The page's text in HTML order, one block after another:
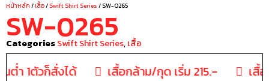
หน้าหลัก /เสื้อ/ Swift Shirt Series / SW-0265
SW-0265
CategoriesSwift Shirt Series,เสื้อ
ต่ำ 1ตัวก็สั่งได้ เสื้อกล้าม/กุด เริ่ม 215.- เสื้